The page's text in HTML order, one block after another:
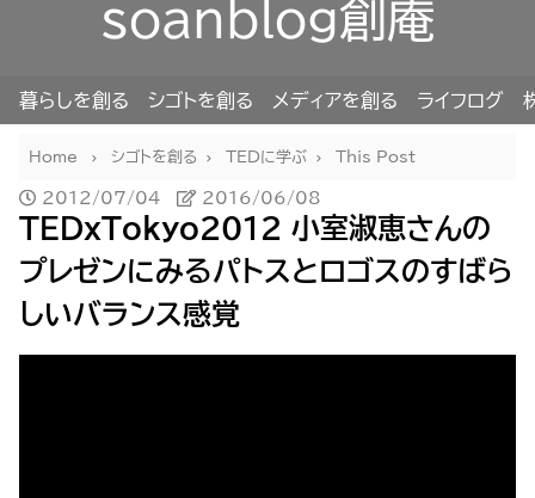
soanblog創庵
暮らしを創る シゴトを創る メディアを創る ライフログ
Home シゴトを創る TEDに学ぶ This Post
2012/07/04 2016/06/08
TEDxTokyo2012 小室淑恵さんの
プレゼンにみるパトスとロゴスのすばら
しいバランス感覚